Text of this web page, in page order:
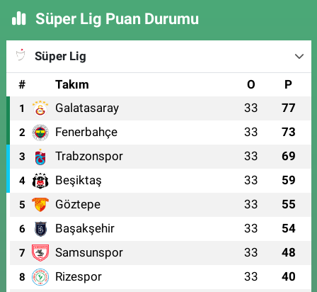
Süper Lig Puan Durumu
Süper Lig
#
Takım O P
1 Galatasaray 33 77
2 Fenerbahçe 33 73
3 Trabzonspor 33 69
4 Beşiktaş 33 59
5 Göztepe 33 55
6 Başakşehir 33 54
7 Samsunspor 33 48
8 Rizespor 33 40